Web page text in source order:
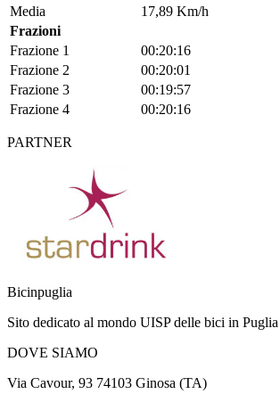
Media
17,89 Km/h
Frazioni
Frazione 1
00:20:16
Frazione 2
00:20:01
Frazione 3
00:19:57
Frazione 4
00:20:16
PARTNER
Bicinpuglia
Sito dedicato al mondo UISP delle bici in Puglia
DOVE SIAMO
Via Cavour, 93 74103 Ginosa (TA)